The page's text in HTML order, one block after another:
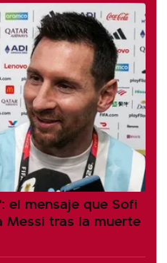
el mensaje que Sofi
tras la muerte